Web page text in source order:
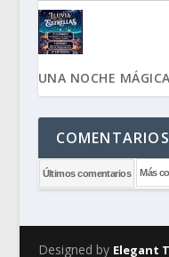
UNA NOCHE
COMENTARIOS
Últimos comentarios Más
Designed by Elegant